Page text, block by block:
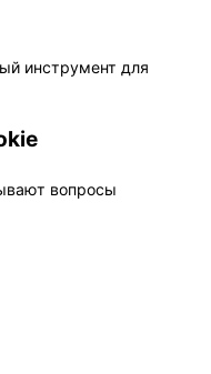
инструмент для
вопросы